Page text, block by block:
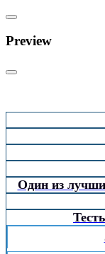
Preview
Один из